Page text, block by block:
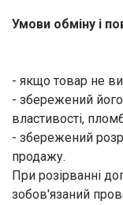
Умови обміну і
- якщо товар не
- збережений
властивості,
- збережений
продажу.
При розірванні
зобов'язаний